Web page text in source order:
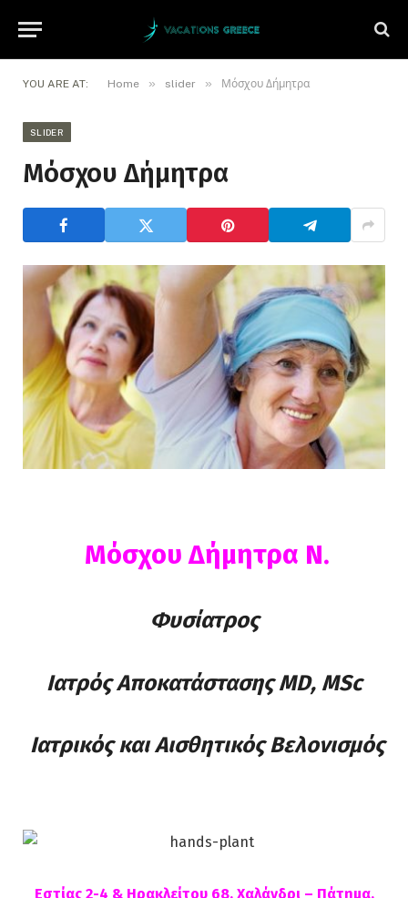
YOU ARE AT: Home » slider » Μόσχου Δήμητρα
SLIDER
Μόσχου Δήμητρα
Μόσχου Δήμητρα Ν.
Φυσίατρος
Ιατρός Αποκατάστασης MD, MSc
Ιατρικός και Αισθητικός Βελονισμός
Εστίας 2-4 & Ηρακλείτου 68, Χαλάνδρι – Πάτημα,